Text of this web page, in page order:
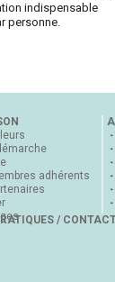
indispensable
personne.
adhérents
/